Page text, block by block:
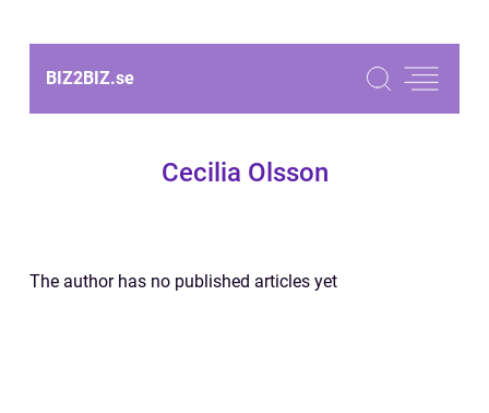
BIZ2BIZ.se
Cecilia Olsson
The author has no published articles yet